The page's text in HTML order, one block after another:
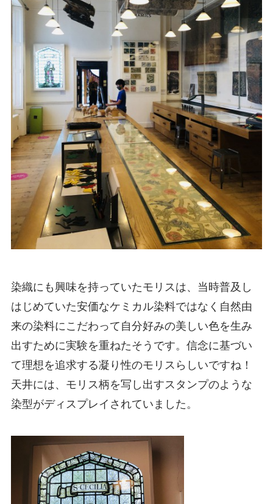
染織にも興味を持っていたモリスは、当時普及し
はじめていた安価なケミカル染料ではなく自然由
来の染料にこだわって自分好みの美しい色を生み
出すために実験を重ねたそうです。信念に基づい
て理想を追求する凝り性のモリスらしいですね！
天井には、モリス柄を写し出すスタンプのような
染型がディスプレイされていました。